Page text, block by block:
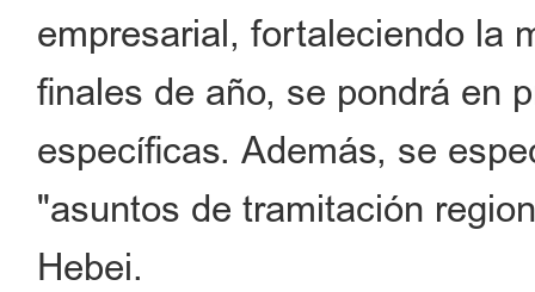
empresarial, fortaleciendo la
finales de año, se pondrá en
específicas. Además, se
"asuntos de tramitación
Hebei.